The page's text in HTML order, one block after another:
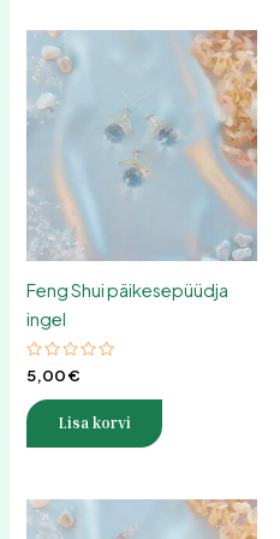
Feng Shui päikesepüüdja
ingel
Hinnanguga
0
5
5,00€
Lisa korvi